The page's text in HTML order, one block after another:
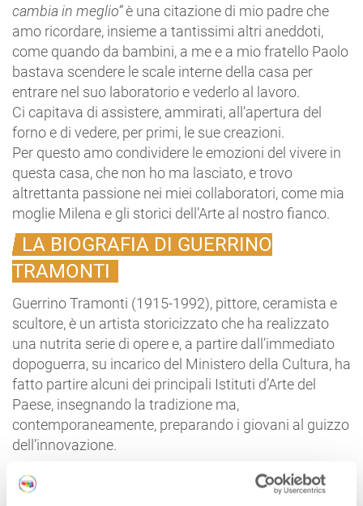
cambia in meglio”è una citazione di mio padre che
amo ricordare, insieme a tantissimi altri aneddoti,
come quando da bambini, a me e a mio fratello Paolo
bastava scendere le scale interne della casa per
entrare nel suo laboratorio e vederlo al lavoro.
Ci capitava di assistere, ammirati, all’apertura del
forno e di vedere, per primi, le sue creazioni.
Per questo amo condividere le emozioni del vivere in
questa casa, che non ho ma lasciato, e trovo
altrettanta passione nei miei collaboratori, come mia
moglie Milena e gli storici dell’Arte al nostro fianco.
LA BIOGRAFIA DI GUERRINO
TRAMONTI
Guerrino Tramonti (1915-1992), pittore, ceramista e
scultore, è un artista storicizzato che ha realizzato
una nutrita serie di opere e, a partire dall’immediato
dopoguerra, su incarico del Ministero della Cultura, ha
fatto partire alcuni dei principali Istituti d’Arte del
Paese, insegnando la tradizione ma,
contemporaneamente, preparando i giovani al guizzo
dell’innovazione.